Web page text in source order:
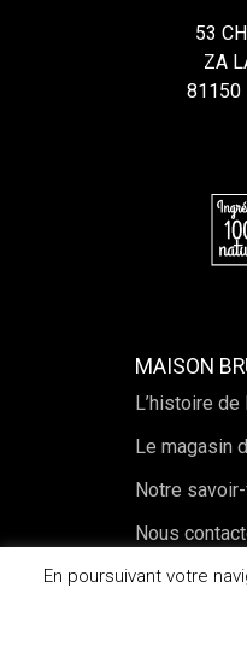
53
ZA
81150
MAISON
L’histoire
Le magasin
Notre
Nous
En poursuivant votre